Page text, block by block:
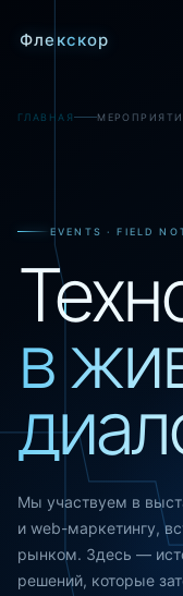
Флекскор
ГЛАВНАЯ
EVENTS · FIELD
в
Мы участвуем в
и web-маркетингу,
рынком. Здесь —
решений, которые